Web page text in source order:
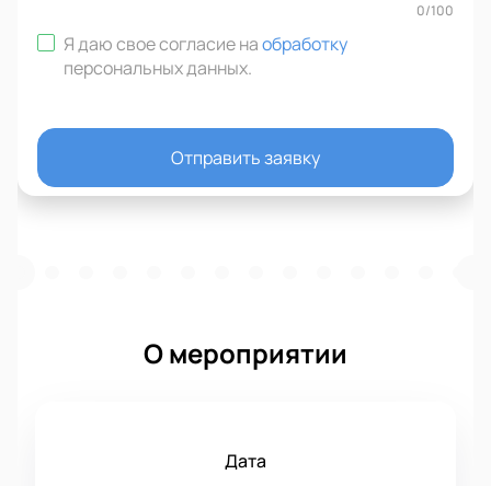
0/100
Я даю свое согласие наобработку
персональных данных.
Отправить заявку
О мероприятии
Дата